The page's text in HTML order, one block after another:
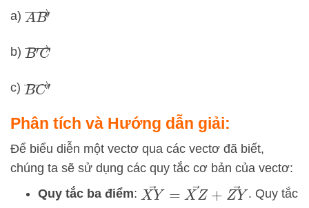
a) AB′→
b) B′C→
c) BC′→
Phân tích và Hướng dẫn giải:
Để biểu diễn một vectơ qua các vectơ đã biết,
chúng ta sẽ sử dụng các quy tắc cơ bản của vectơ:
Quy tắc ba điểm: XY→= XZ→+ZY→
. Quy tắc